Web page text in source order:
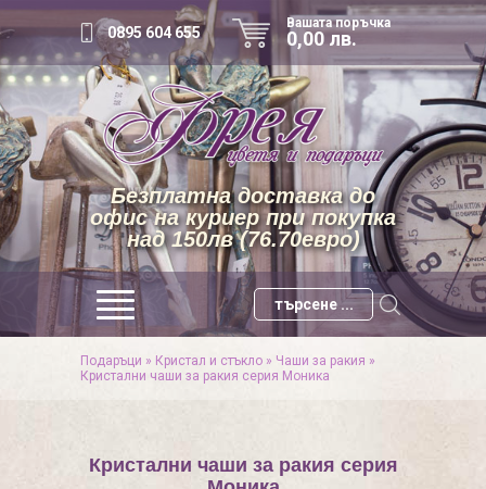
0895 604 655
Вашата поръчка
0,00 лв.
Безплатна доставка до
офис на куриер при покупка
над 150лв (76.70евро)
Подаръци » Кристал и стъкло » Чаши за ракия »
Кристални чаши за ракия серия Моника
Кристални чаши за ракия серия